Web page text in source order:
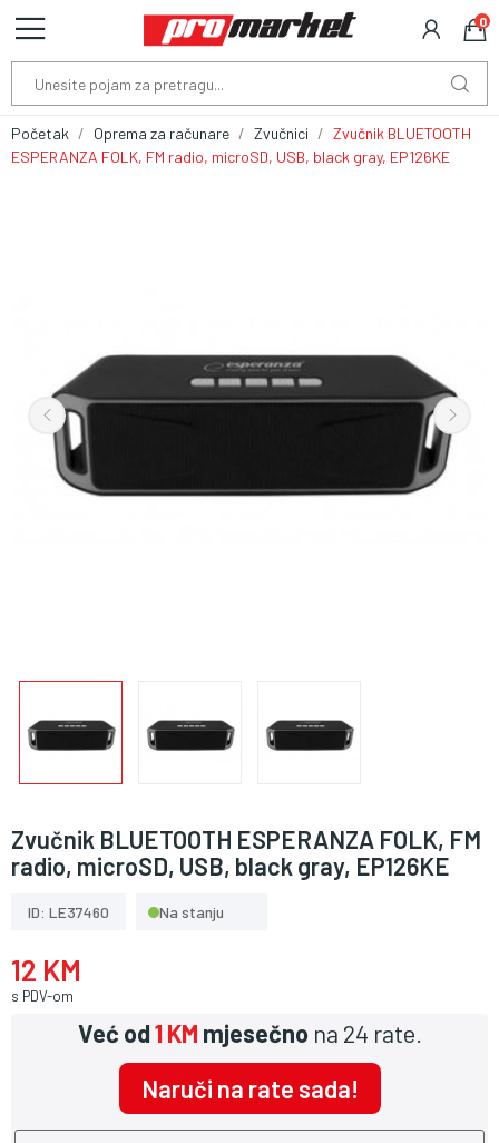
0
Početak Oprema za računare Zvučnici
Zvučnik BLUETOOTH
ESPERANZA FOLK, FM radio, microSD, USB, black gray, EP126KE
Zvučnik BLUETOOTH ESPERANZA FOLK, FM
radio, microSD, USB, black gray, EP126KE
ID: LE37460 Na stanju
12 KM
s PDV-om
Već od1 KM mjesečno na 24 rate.
Naruči na rate sada!